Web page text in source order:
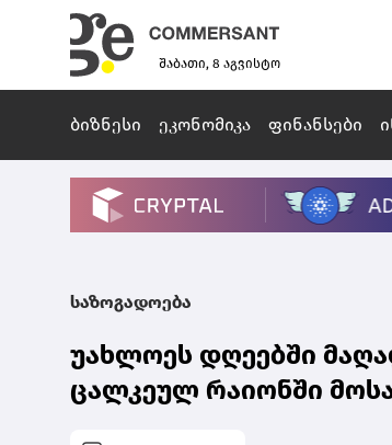
შაბათი, 8 აგვისტო
ბიზნესი ეკონომიკა ფინანსები
საზოგადოება
უახლოეს დღეებში
ცალკეულ რაიონში